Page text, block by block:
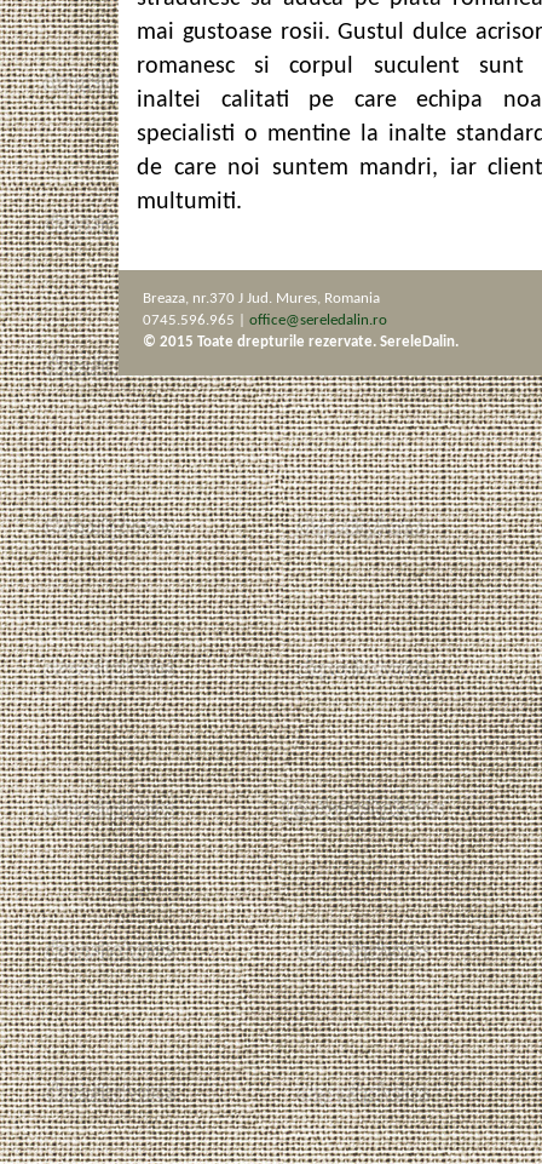
mai gustoase rosii. Gustul dulce
romanesc si corpul suculent sunt
inaltei calitati pe care echipa
specialisti o mentine la inalte
de care noi suntem mandri, iar
multumiti.
Breaza, nr.370 J Jud. Mures, Romania
0745.596.965 | office@sereledalin.ro
© 2015 Toate drepturile rezervate. SereleDalin.